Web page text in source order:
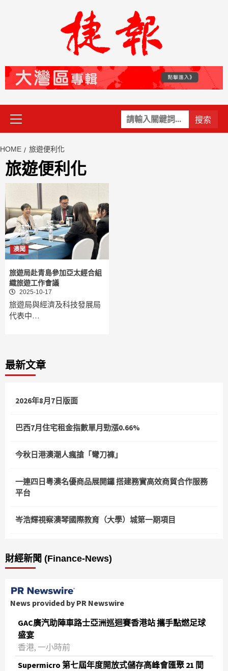
關
鍵
Primary
Menu
HOME 旅遊便利化
旅遊便利化
澳聞
旅遊局赴青島參加亞太經合組
織旅遊工作會議
2025-10-17
旅遊局與經濟及科技發展局
代表中…
最新文章
2026年8月7日版面
巴西7月住宅租金指數單月勁漲0.66%
今秋日港澳潮人瘋搶「彎刀褲」
一連四日粵澳名優商品展開鑼 搭建務實高效商貿合作服務
平台
岑浩輝視察澳琴國際教育（大學）城第一期項目
財經新聞 (Finance-News)
News provided by PR Newswire
GAC廣汽助陣車路士亞洲巡迴賽香港站 攜手點燃足球
盛宴
香港, 一小時前
Supermicro 第七屆年度開放式儲存高峰會匯聚 21 間